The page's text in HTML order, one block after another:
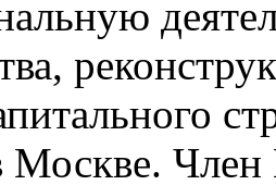
Москве.